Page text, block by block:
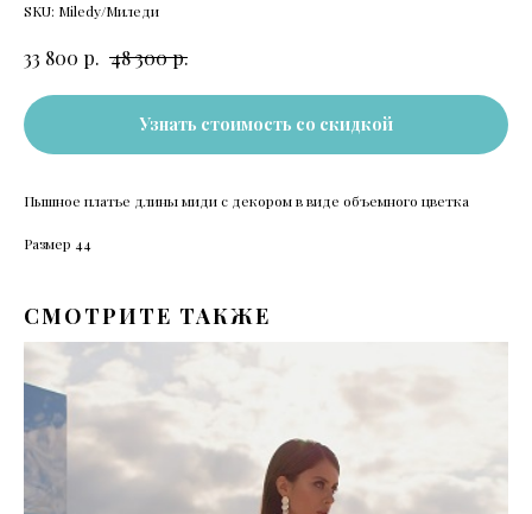
SKU: Miledy/Миледи
33 800 р. 48 300р.
Узнать стоимость со скидкой
Пышное платье длины миди с декором в виде объемного цветка
Размер 44
СМОТРИТЕ ТАКЖЕ